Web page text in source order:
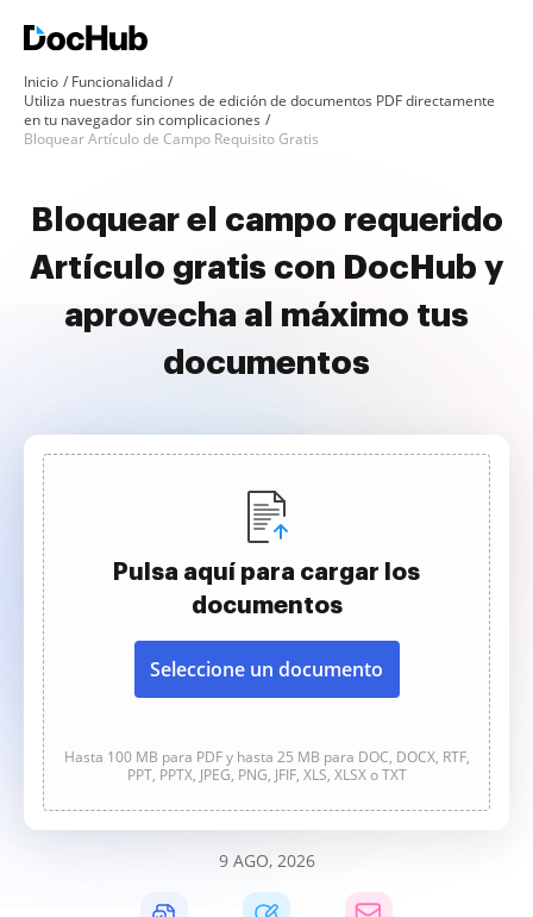
Inicio
Funcionalidad
Utiliza nuestras funciones de edición de documentos PDF directamente
en tu navegador sin complicaciones
Bloquear Artículo de Campo Requisito Gratis
Bloquear el campo requerido
Artículo gratis con DocHub y
aprovecha al máximo tus
documentos
Pulsa aquí para cargar los
documentos
Seleccione un documento
Hasta 100 MB para PDF y hasta 25 MB para DOC, DOCX, RTF,
PPT, PPTX, JPEG, PNG, JFIF, XLS, XLSX o TXT
9 AGO, 2026